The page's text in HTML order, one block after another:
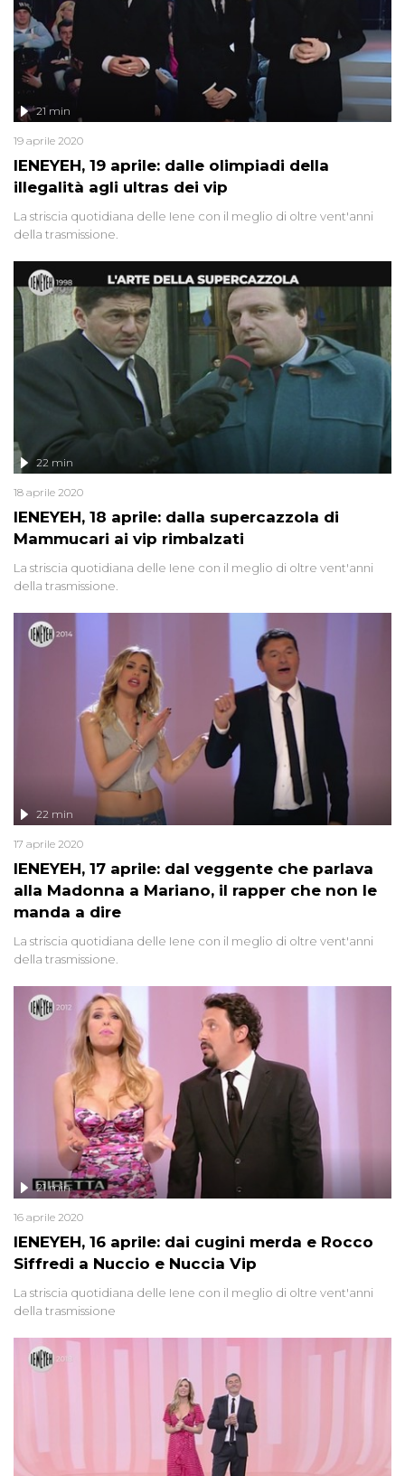
IENEYEH, 19 aprile: dalle olimpiadi della
illegalità agli ultras dei vip
21 min
19 aprile 2020
La striscia quotidiana delle Iene con il meglio di oltre vent'anni
della trasmissione.
IENEYEH, 18 aprile: dalla supercazzola di
Mammucari ai vip rimbalzati
22 min
18 aprile 2020
La striscia quotidiana delle Iene con il meglio di oltre vent'anni
della trasmissione.
IENEYEH, 17 aprile: dal veggente che parlava
alla Madonna a Mariano, il rapper che non le
manda a dire
22 min
17 aprile 2020
La striscia quotidiana delle Iene con il meglio di oltre vent'anni
della trasmissione.
IENEYEH, 16 aprile: dai cugini merda e Rocco
Siffredi a Nuccio e Nuccia Vip
21 min
16 aprile 2020
La striscia quotidiana delle Iene con il meglio di oltre vent'anni
della trasmissione